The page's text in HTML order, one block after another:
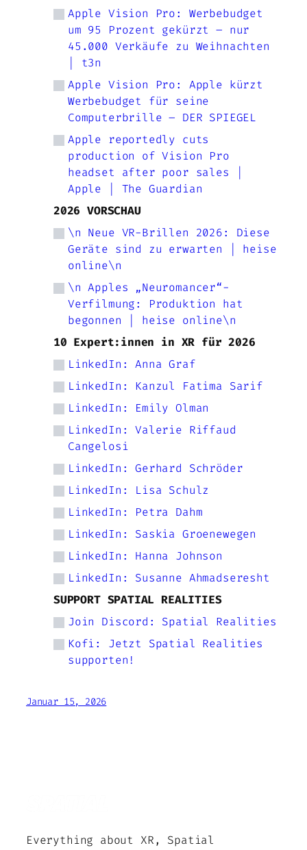
Apple Vision Pro: Werbebudget
um 95 Prozent gekürzt – nur
45.000 Verkäufe zu Weihnachten
| t3n
Apple Vision Pro: Apple kürzt
Werbebudget für seine
Computerbrille – DER SPIEGEL
Apple reportedly cuts
production of Vision Pro
headset after poor sales |
Apple | The Guardian
2026 VORSCHAU
\n Neue VR-Brillen 2026: Diese
Geräte sind zu erwarten | heise
online\n
\n Apples „Neuromancer“-
Verfilmung: Produktion hat
begonnen | heise online\n
10 Expert:innen in XR für 2026
LinkedIn: Anna Graf
LinkedIn: Kanzul Fatima Sarif
LinkedIn: Emily Olman
LinkedIn: Valerie Riffaud
Cangelosi
LinkedIn: Gerhard Schröder
LinkedIn: Lisa Schulz
LinkedIn: Petra Dahm
LinkedIn: Saskia Groenewegen
LinkedIn: Hanna Johnson
LinkedIn: Susanne Ahmadseresht
SUPPORT SPATIAL REALITIES
Join Discord: Spatial Realities
Kofi: Jetzt Spatial Realities
supporten!
Januar 15, 2026
Everything about XR, Spatial